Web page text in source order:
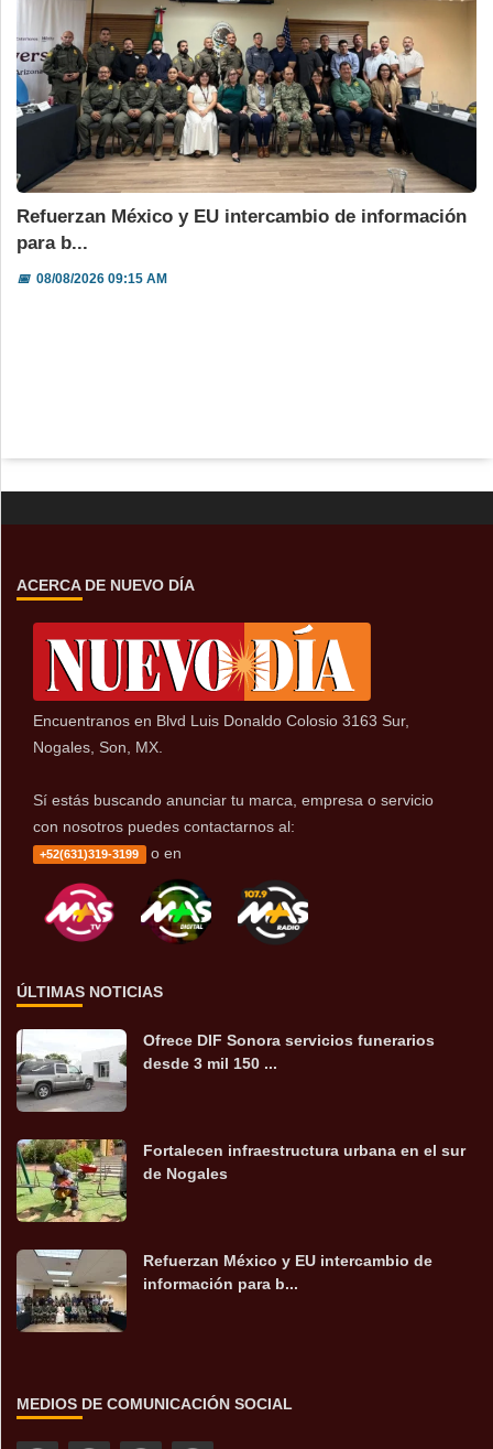
Refuerzan México y EU intercambio de información
para b...
📅08/08/2026 09:15 AM
ACERCA DE NUEVO DÍA
Encuentranos en Blvd Luis Donaldo Colosio 3163 Sur,
Nogales, Son, MX.
Sí estás buscando anunciar tu marca, empresa o servicio
con nosotros puedes contactarnos al:
+52(631)319-3199 o en
ÚLTIMAS NOTICIAS
Ofrece DIF Sonora servicios funerarios
desde 3 mil 150 ...
Fortalecen infraestructura urbana en el sur
de Nogales
Refuerzan México y EU intercambio de
información para b...
MEDIOS DE COMUNICACIÓN SOCIAL